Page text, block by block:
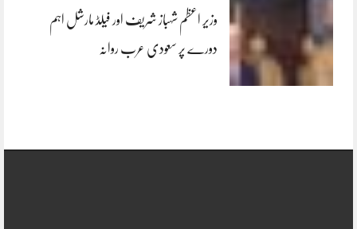
وزیر اعظم شہباز شریف اور فیلڈ مارشل اہم
دورے پر سعودی عرب روانہ